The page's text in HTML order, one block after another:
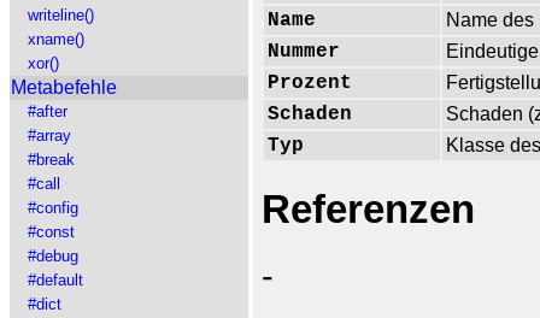
writeline()
xname()
xor()
Metabefehle
#after
#array
#break
#call
#config
#const
#debug
#default
#dict
Name Name des
Nummer
Prozent
Schaden Schaden
Typ Klasse
Referenzen
-